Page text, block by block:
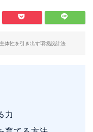
体性を引き出す環境設計法
力